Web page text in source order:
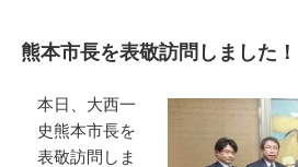
熊本市長を表敬訪問しました！
本日、大西一
史熊本市長を
表敬訪問しま